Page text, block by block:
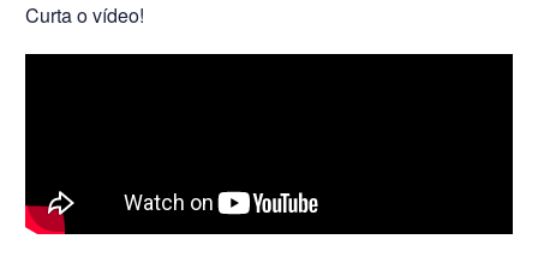
Curta o vídeo!